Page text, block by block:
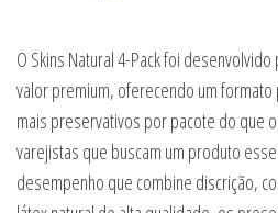
O Skins Natural 4-Pack foi
valor premium, oferecendo um formato
mais preservativos por pacote do que
varejistas que buscam um produto
desempenho que combine discrição,